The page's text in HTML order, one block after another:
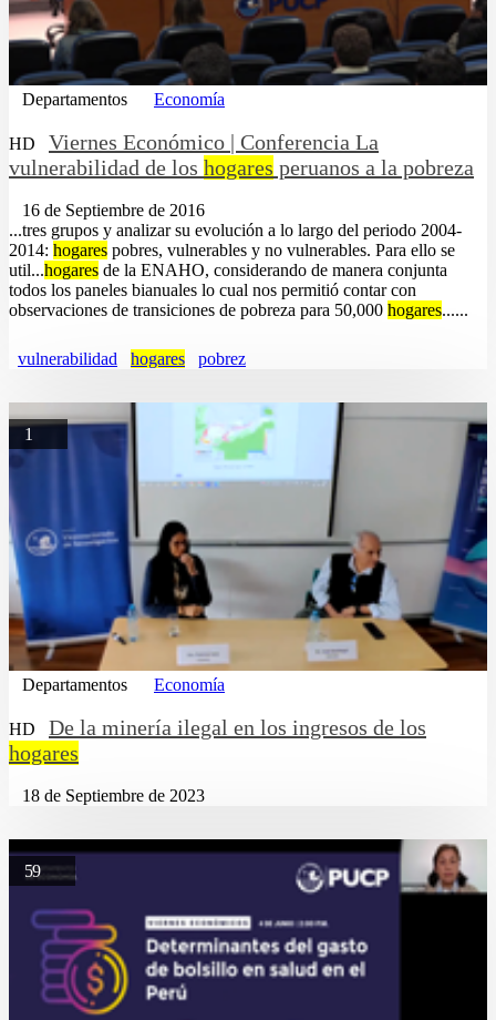
Departamentos Economía
HD
Viernes Económico | Conferencia La
vulnerabilidad de los hogares peruanos a la pobreza
16 de Septiembre de 2016
...tres grupos y analizar su evolución a lo largo del periodo 2004-
2014: hogares pobres, vulnerables y no vulnerables. Para ello se
util...hogares de la ENAHO, considerando de manera conjunta
todos los paneles bianuales lo cual nos permitió contar con
observaciones de transiciones de pobreza para 50,000 hogares......
vulnerabilidad hogares pobrez
1
Departamentos Economía
HD
De la minería ilegal en los ingresos de los
hogares
18 de Septiembre de 2023
59